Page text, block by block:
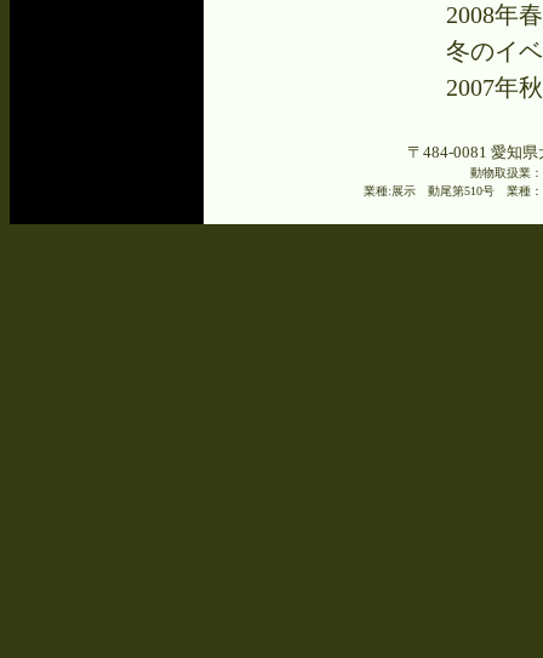
2008年
冬のイ
2007年
〒484-0081 愛知
動物取扱業
業種:展示 動尾第510号 業種